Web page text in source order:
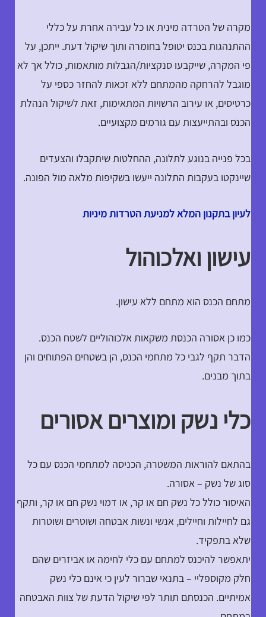
מקרה של הטרדה מינית או כל עבירה אחרת על כללי
ההתנהגות בכנס יטופל בחומרה ותוך שיקול דעת. ייתכן, על
פי המקרה, שייקבעו סנקציות/הגבלות מותאמות, כולל אך לא
מוגבל להרחקה מהמתחם ללא זכאות להחזר כספי על
כרטיסים, או עירוב הרשויות המתאימות, זאת לשיקול הנהלת
הכנס ובהתייעצות עם גורמים מקצועיים.
בכל פנייה בנוגע לתלונה, ההחלטות שיתקבלו והצעדים
שיינקטו בעקבות התלונה ייעשו בשקיפות מלאה מול הפונה.
לעיון בתקנון המלא למניעת הטרדות מיניות
עישון ואלכוהול
מתחם הכנס הוא מתחם ללא עישון.
כמו כן אסורה הכנסת משקאות אלכוהוליים לשטח הכנס.
הדבר תקף לגבי כל מתחמי הכנס, הן בשטחים הפתוחים והן
בתוך מבנים.
כלי נשק ומוצרים אסורים
בהתאם להוראות המשטרה, הכניסה למתחמי הכנס עם כל
סוג של נשק – אסורה.
האיסור כולל כל נשק חם או קר, או דמוי נשק חם או קר, ותקף
גם לחיילות וחיילים, אנשי ונשות אבטחה ושוטרים ושוטרות
שלא בתפקיד.
יתאפשר להיכנס למתחם עם כלי לחימה או אביזרים שהם
חלק מקוספליי – בתנאי שברור לעין כי אינם כלי נשק
אמיתיים. הכנסתם תותר לפי שיקול הדעת של צוות האבטחה